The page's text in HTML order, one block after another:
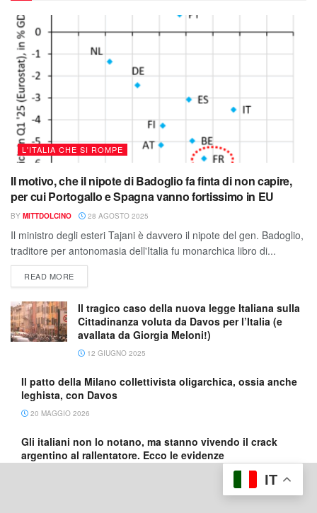
L'ITALIA CHE SI ROMPE
Il motivo, che il nipote di Badoglio fa finta di non capire,
per cui Portogallo e Spagna vanno fortissimo in EU
BY MITTDOLCINO 28 AGOSTO 2025
Il ministro degli esteri Tajani è davvero il nipote del gen. Badoglio,
traditore per antonomasia dell'Italia fu monarchica libro di...
READ MORE
Il tragico caso della nuova legge Italiana sulla
Cittadinanza voluta da Davos per l’Italia (e
avallata da Giorgia Meloni!)
12 GIUGNO 2025
Il patto della Milano collettivista oligarchica, ossia anche
leghista, con Davos
20 MAGGIO 2026
Gli italiani non lo notano, ma stanno vivendo il crack
argentino al rallentatore. Ecco le evidenze
IT